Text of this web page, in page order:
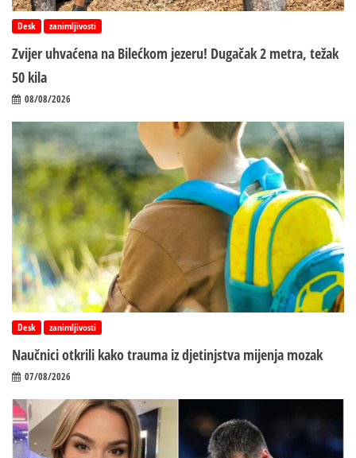
Desk zanimljivosti
Zvijer uhvaćena na Bilećkom jezeru! Dugačak 2 metra, težak
50 kila
08/08/2026
Desk zanimljivosti
Naučnici otkrili kako trauma iz d‌jetinjstva mijenja mozak
07/08/2026